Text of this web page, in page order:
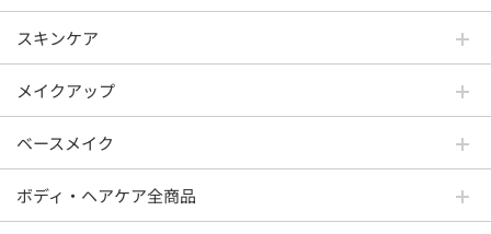
スキンケア
メイクアップ
ベースメイク
ボディ・ヘアケア全商品